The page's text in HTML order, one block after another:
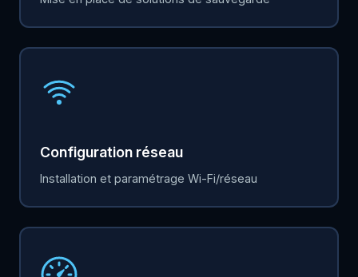
Configuration réseau
Installation et paramétrage Wi-Fi/réseau